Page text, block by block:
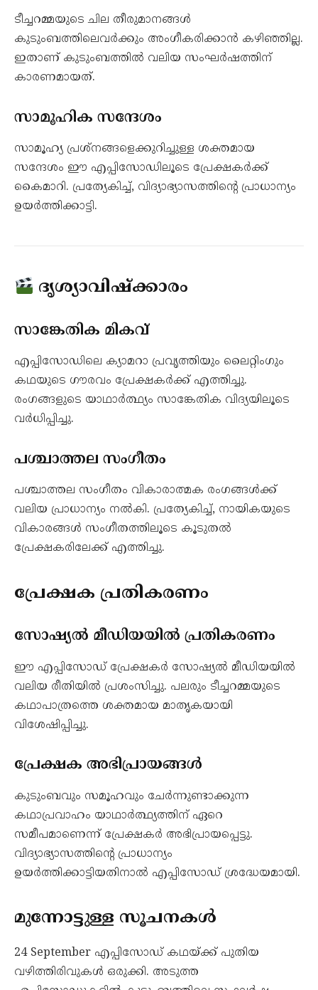
ടീച്ചറമ്മയുടെ ചില തീരുമാനങ്ങൾ
കുടുംബത്തിലെവർക്കും അംഗീകരിക്കാൻ കഴിഞ്ഞില്ല.
ഇതാണ് കുടുംബത്തിൽ വലിയ സംഘർഷത്തിന്
കാരണമായത്.
സാമൂഹിക സന്ദേശം
സാമൂഹ്യ പ്രശ്നങ്ങളെക്കുറിച്ചുള്ള ശക്തമായ
സന്ദേശം ഈ എപ്പിസോഡിലൂടെ പ്രേക്ഷകർക്ക്
കൈമാറി. പ്രത്യേകിച്ച്, വിദ്യാഭ്യാസത്തിന്റെ പ്രാധാന്യം
ഉയർത്തിക്കാട്ടി.
ദൃശ്യാവിഷ്‌ക്കാരം
സാങ്കേതിക മികവ്
എപ്പിസോഡിലെ ക്യാമറാ പ്രവൃത്തിയും ലൈറ്റിംഗും
കഥയുടെ ഗൗരവം പ്രേക്ഷകർക്ക് എത്തിച്ചു.
രംഗങ്ങളുടെ യാഥാർത്ഥ്യം സാങ്കേതിക വിദ്യയിലൂടെ
വർധിപ്പിച്ചു.
പശ്ചാത്തല സംഗീതം
പശ്ചാത്തല സംഗീതം വികാരാത്മക രംഗങ്ങൾക്ക്
വലിയ പ്രാധാന്യം നൽകി. പ്രത്യേകിച്ച്, നായികയുടെ
വികാരങ്ങൾ സംഗീതത്തിലൂടെ കൂടുതൽ
പ്രേക്ഷകരിലേക്ക് എത്തിച്ചു.
പ്രേക്ഷക പ്രതികരണം
സോഷ്യൽ മീഡിയയിൽ പ്രതികരണം
ഈ എപ്പിസോഡ് പ്രേക്ഷകർ സോഷ്യൽ മീഡിയയിൽ
വലിയ രീതിയിൽ പ്രശംസിച്ചു. പലരും ടീച്ചറമ്മയുടെ
കഥാപാത്രത്തെ ശക്തമായ മാതൃകയായി
വിശേഷിപ്പിച്ചു.
പ്രേക്ഷക അഭിപ്രായങ്ങൾ
കുടുംബവും സമൂഹവും ചേർന്നുണ്ടാക്കുന്ന
കഥാപ്രവാഹം യാഥാർത്ഥ്യത്തിന് ഏറെ
സമീപമാണെന്ന് പ്രേക്ഷകർ അഭിപ്രായപ്പെട്ടു.
വിദ്യാഭ്യാസത്തിന്റെ പ്രാധാന്യം
ഉയർത്തിക്കാട്ടിയതിനാൽ എപ്പിസോഡ് ശ്രദ്ധേയമായി.
മുന്നോട്ടുള്ള സൂചനകൾ
24 September എപ്പിസോഡ് കഥയ്ക്ക് പുതിയ
വഴിത്തിരിവുകൾ ഒരുക്കി. അടുത്ത